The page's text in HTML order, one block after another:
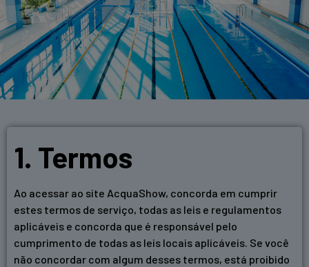
1. Termos
Ao acessar ao site AcquaShow, concorda em cumprir
estes termos de serviço, todas as leis e regulamentos
aplicáveis ​​e concorda que é responsável pelo
cumprimento de todas as leis locais aplicáveis. Se você
não concordar com algum desses termos, está proibido